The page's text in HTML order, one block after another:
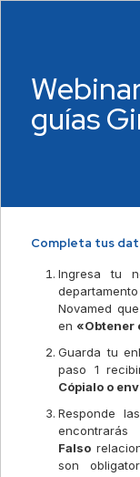
guías
Completa tus
Ingresa tu
Novamed
en «Obtener
Guarda tu
paso 1
Cópialo o
Responde
encontrarás
Falso
son